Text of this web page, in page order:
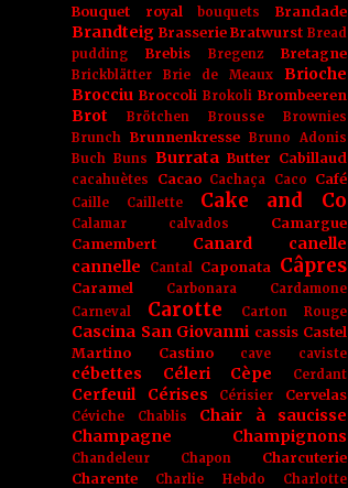
Bouquet royal bouquets Brandade
Brandteig Brasserie Bratwurst Bread
pudding
Brebis Bregenz Bretagne
Brickblätter Brie de Meaux
Brioche
Brocciu Broccoli Brokoli Brombeeren
Brot Brötchen Brousse
Brownies
Brunch Brunnenkresse Bruno Adonis
Buch Buns Burrata Butter Cabillaud
cacahuètes Cacao Cachaça Caco Café
Caille Caillette Cake and Co
Calamar calvados
Camargue
Camembert
Canard
canelle
cannelle
Cantal Caponata Câpres
Caramel Carbonara
Cardamone
Carneval
Carotte Carton Rouge
Cascina San Giovanni cassis Castel
Martino
Castino cave caviste
cébettes Céleri Cèpe Cerdant
Cerfeuil Cérises Cérisier Cervelas
Céviche Chablis
Chair à saucisse
Champagne
Champignons
Chandeleur Chapon
Charcuterie
Charente
Charlie Hebdo
Charlotte